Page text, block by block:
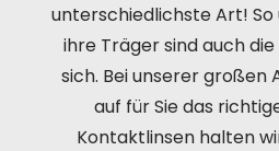
unterschiedlichste Art!
ihre Träger sind auch
sich. Bei unserer großen
auf für Sie das
Kontaktlinsen halten